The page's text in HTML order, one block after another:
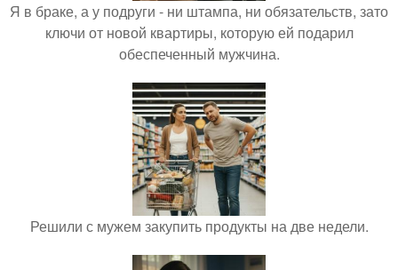
Я в браке, а у подруги - ни штампа, ни обязательств, зато
ключи от новой квартиры, которую ей подарил
обеспеченный мужчина.
Решили с мужем закупить продукты на две недели.